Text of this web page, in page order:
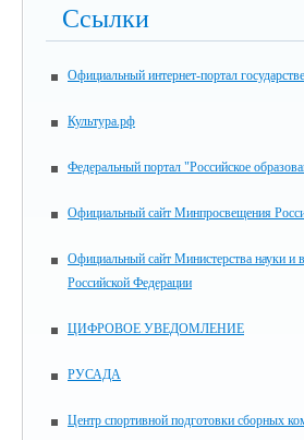
Ссылки
Официальный интернет-портал
Культура.рф
Федеральный портал "Российское
Официальный сайт Минпросвещения
Официальный сайт Министерства науки и
Российской Федерации
ЦИФРОВОЕ УВЕДОМЛЕНИЕ
РУСАДА
Центр спортивной подготовки сборных